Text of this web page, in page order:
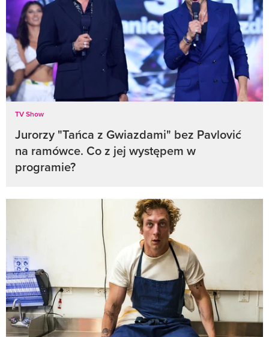
TV Show
Jurorzy "Tańca z Gwiazdami" bez Pavlović
na ramówce. Co z jej występem w
programie?